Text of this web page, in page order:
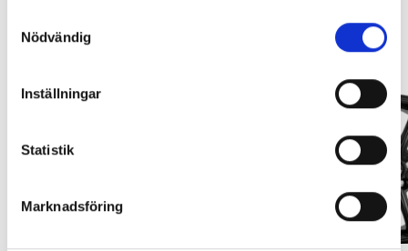
Nödvändig
Inställningar
Statistik
Marknadsföring
Relaterade produkter